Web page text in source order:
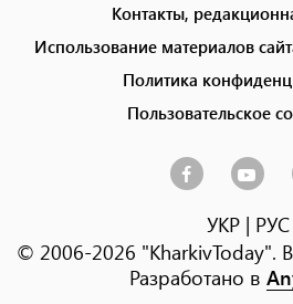
menu
Контакты,
Использование материалов
Политика
Пользовательское
УКР| РУС
© 2006-2026 "KharkivToday".
Разработано в